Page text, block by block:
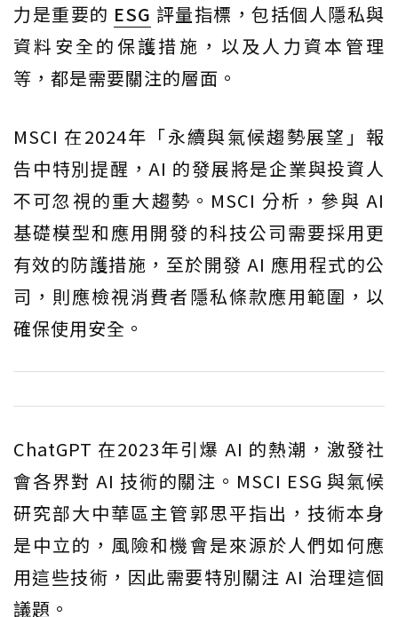
力是重要的 ESG 評量指標，包括個人隱私與
資料安全的保護措施，以及人力資本管理
等，都是需要關注的層面。
MSCI 在2024年「永續與氣候趨勢展望」報
告中特別提醒，AI 的發展將是企業與投資人
不可忽視的重大趨勢。MSCI 分析，參與 AI
基礎模型和應用開發的科技公司需要採用更
有效的防護措施，至於開發 AI 應用程式的公
司，則應檢視消費者隱私條款應用範圍，以
確保使用安全。
ChatGPT 在2023年引爆 AI 的熱潮，激發社
會各界對 AI 技術的關注。MSCI ESG 與氣候
研究部大中華區主管郭思平指出，技術本身
是中立的，風險和機會是來源於人們如何應
用這些技術，因此需要特別關注 AI 治理這個
議題。